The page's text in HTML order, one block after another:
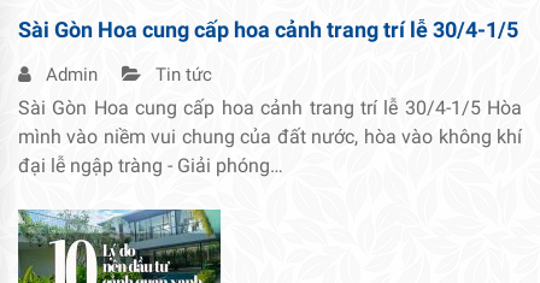
Sài Gòn Hoa cung cấp hoa cảnh trang trí lễ 30/4-1/5
Admin Tin tức
Sài Gòn Hoa cung cấp hoa cảnh trang trí lễ 30/4-1/5 Hòa
mình vào niềm vui chung của đất nước, hòa vào không khí
đại lễ ngập tràng - Giải phóng…